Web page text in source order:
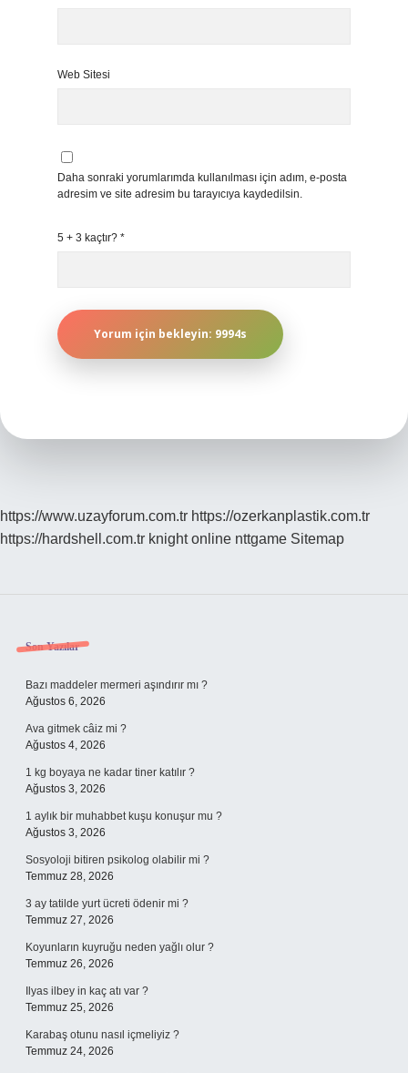
Web Sitesi
Daha sonraki yorumlarımda kullanılması için adım, e-posta
adresim ve site adresim bu tarayıcıya kaydedilsin.
5 + 3 kaçtır? *
https://www.uzayforum.com.tr https://ozerkanplastik.com.tr
https://hardshell.com.tr knight online nttgame Sitemap
Sidebar
Son Yazılar
Bazı maddeler mermeri aşındırır mı ?
Ağustos 6, 2026
Ava gitmek câiz mi ?
Ağustos 4, 2026
1 kg boyaya ne kadar tiner katılır ?
Ağustos 3, 2026
1 aylık bir muhabbet kuşu konuşur mu ?
Ağustos 3, 2026
Sosyoloji bitiren psikolog olabilir mi ?
Temmuz 28, 2026
3 ay tatilde yurt ücreti ödenir mi ?
Temmuz 27, 2026
Koyunların kuyruğu neden yağlı olur ?
Temmuz 26, 2026
Ilyas ilbey in kaç atı var ?
Temmuz 25, 2026
Karabaş otunu nasıl içmeliyiz ?
Temmuz 24, 2026